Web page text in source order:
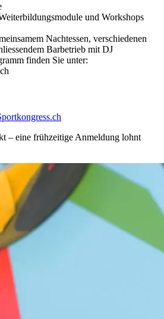
und Workshops
Nachtessen, verschiedenen
Barbetrieb mit DJ
finden Sie unter:
– eine frühzeitige Anmeldung lohnt